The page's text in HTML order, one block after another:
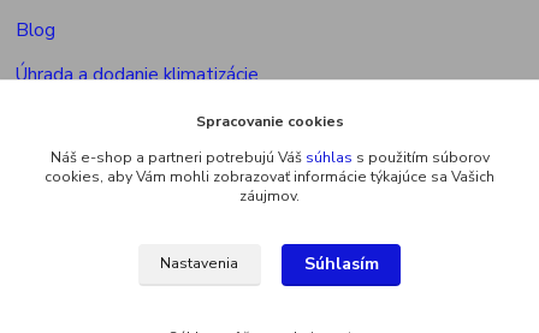
Blog
Úhrada a dodanie klimatizácie
Povolenie na montáž klimatizácie
Výkon vonkajšej jed. multisplitu
Upravit sběr cookies.
Spracovanie cookies
Náš e-shop a partneri potrebujú Váš súhlas s použitím súborov
cookies, aby Vám mohli zobrazovať informácie týkajúce sa Vašich
záujmov.
Nastavenia Súhlasím